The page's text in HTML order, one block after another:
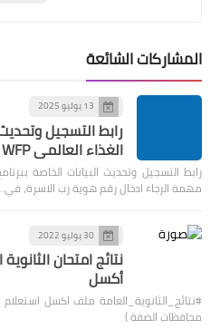
المشاركات الشائعة
13 يوليو 2025
رابط التسجيل
الغذاء العالمي WFP - قطاع غزة
رابط التسجيل وتحديث البيانات الخاصة
مهمة الرجاء ادخال رقم هوية رب الاسرة،
30 يوليو 2022
أكسل
#نتائج_الثانوية_العامة ملف اكسل
محافظات الضفة )